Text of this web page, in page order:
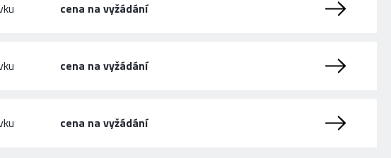
cena na vyžádání
cena na vyžádání
cena na vyžádání